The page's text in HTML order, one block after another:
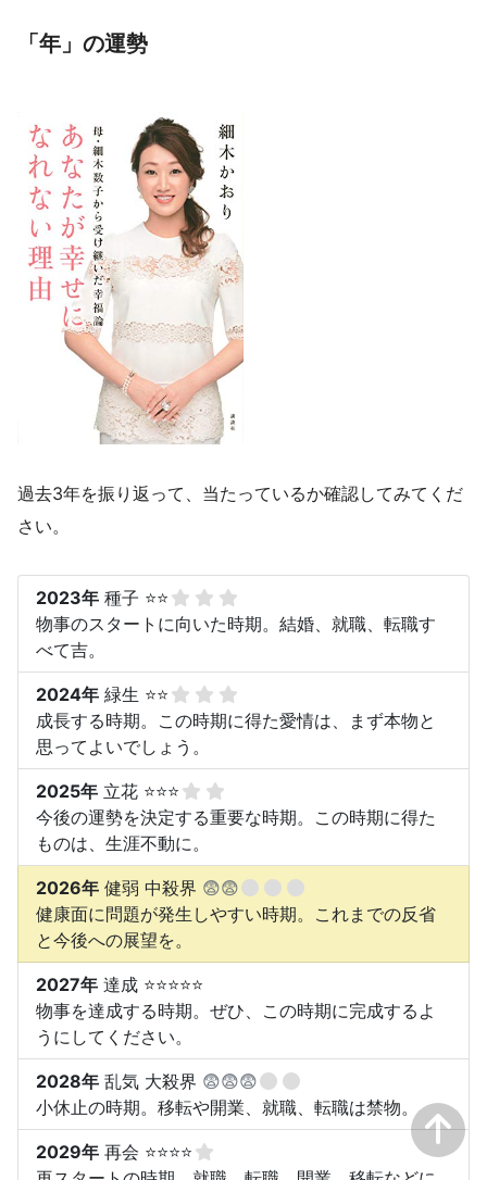
「年」の運勢
過去3年を振り返って、当たっているか確認してみてくだ
さい。
2023年 種子 ⭐⭐
物事のスタートに向いた時期。結婚、就職、転職す
べて吉。
2024年 緑生 ⭐⭐
成長する時期。この時期に得た愛情は、まず本物と
思ってよいでしょう。
2025年 立花 ⭐⭐⭐
今後の運勢を決定する重要な時期。この時期に得た
ものは、生涯不動に。
2026年 健弱 中殺界 😨😨
健康面に問題が発生しやすい時期。これまでの反省
と今後への展望を。
2027年 達成 ⭐⭐⭐⭐⭐
物事を達成する時期。ぜひ、この時期に完成するよ
うにしてください。
2028年 乱気 大殺界 😨😨😨
小休止の時期。移転や開業、就職、転職は禁物。
2029年 再会 ⭐⭐⭐⭐